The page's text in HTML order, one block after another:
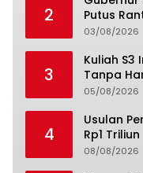
2
Putus
03/08/2026
3
Kuliah S3
Tanpa
05/08/2026
4
Usulan
Rp1 Triliun
08/08/2026